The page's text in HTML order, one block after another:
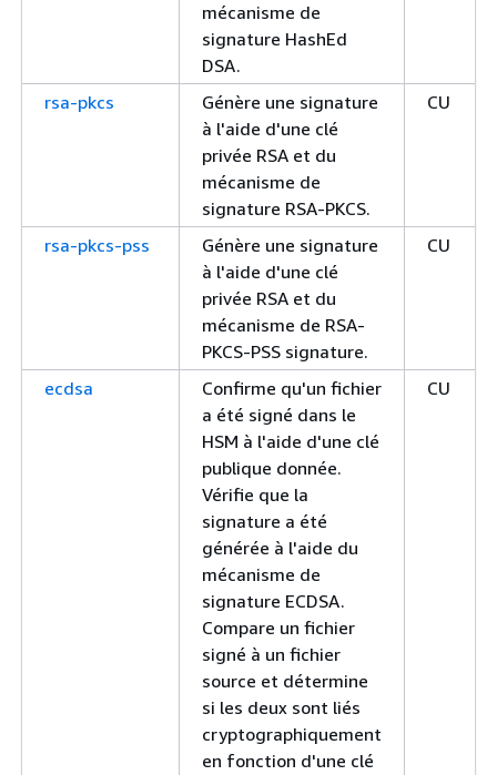
mécanisme de
signature HashEd
DSA.
rsa-pkcs
Génère une signature
à l'aide d'une clé
privée RSA et du
mécanisme de
signature RSA-PKCS.
CU
rsa-pkcs-pss
Génère une signature
à l'aide d'une clé
privée RSA et du
mécanisme de RSA-
PKCS-PSS signature.
CU
ecdsa
Confirme qu'un fichier
a été signé dans le
HSM à l'aide d'une clé
publique donnée.
Vérifie que la
signature a été
générée à l'aide du
mécanisme de
signature ECDSA.
Compare un fichier
signé à un fichier
source et détermine
si les deux sont liés
cryptographiquement
en fonction d'une clé
CU